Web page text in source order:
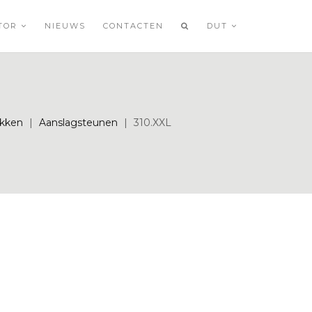
NIEUWS CONTACTEN DUT
| Aanslagsteunen | 310.XXL